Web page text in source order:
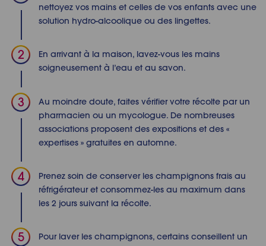
nettoyez vos mains et celles de vos enfants avec une
solution hydro-alcoolique ou des lingettes.
En arrivant à la maison, lavez-vous les mains
soigneusement à l’eau et au savon.
Au moindre doute, faites vérifier votre récolte par un
pharmacien ou un mycologue. De nombreuses
associations proposent des expositions et des «
expertises » gratuites en automne.
Prenez soin de conserver les champignons frais au
réfrigérateur et consommez-les au maximum dans
les 2 jours suivant la récolte.
Pour laver les champignons, certains conseillent un